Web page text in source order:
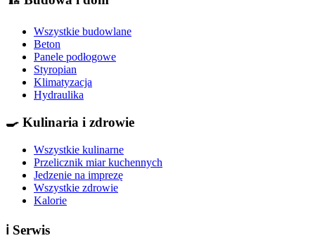
Wszystkie budowlane
Beton
Panele podłogowe
Styropian
Klimatyzacja
Hydraulika
🍳 Kulinaria i zdrowie
Wszystkie kulinarne
Przelicznik miar kuchennych
Jedzenie na imprezę
Wszystkie zdrowie
Kalorie
ℹ️ Serwis